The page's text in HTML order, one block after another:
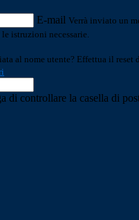
E-mail Verrà inviato un
istruzioni necessarie.
al nome utente? Effettua il reset
di controllare la casella di